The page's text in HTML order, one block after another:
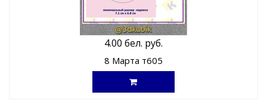
4.00 бел. руб.
8 Марта т605